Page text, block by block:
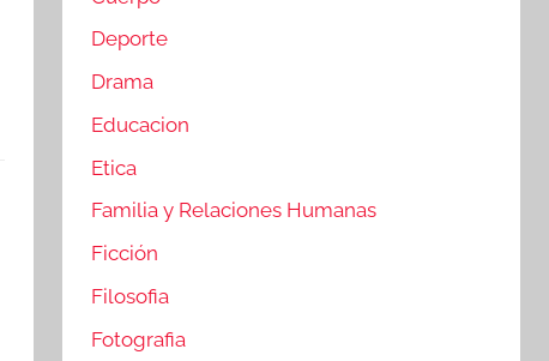
Deporte
Drama
Educacion
Etica
Familia y Relaciones Humanas
Ficción
Filosofia
Fotografia